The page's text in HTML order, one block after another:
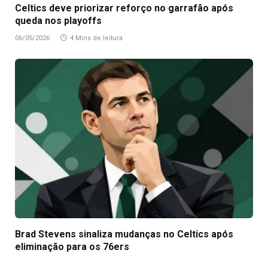
Celtics deve priorizar reforço no garrafão após
queda nos playoffs
06/05/2026 4 Mins de leitura
Brad Stevens sinaliza mudanças no Celtics após
eliminação para os 76ers